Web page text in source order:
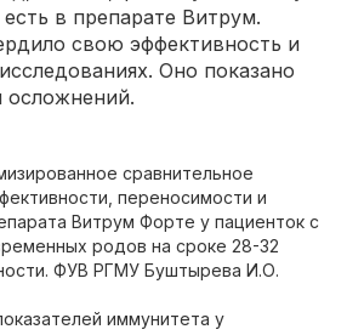
в препарате Витрум.
свою эффективность и
Оно показано
осложнений.
сравнительное
переносимости и
Витрум Форте у пациенток с
родов на сроке 28-32
ФУВ РГМУ Буштырева И.О.
иммунитета у